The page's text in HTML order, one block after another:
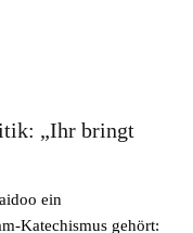
„Ihr bringt
ein
Katechismus gehört: